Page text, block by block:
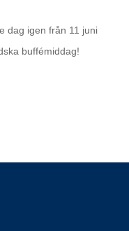
dag igen från 11 juni
buffémiddag!